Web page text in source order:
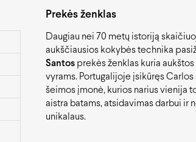
Prekės ženklas
Daugiau nei 70 metų istoriją
aukščiausios kokybės technika
Santosprekės ženklas kuria
vyrams. Portugalijoje įsikūręs
šeimos įmonė, kurios narius vienija
aistra batams, atsidavimas darbui ir
unikalaus.